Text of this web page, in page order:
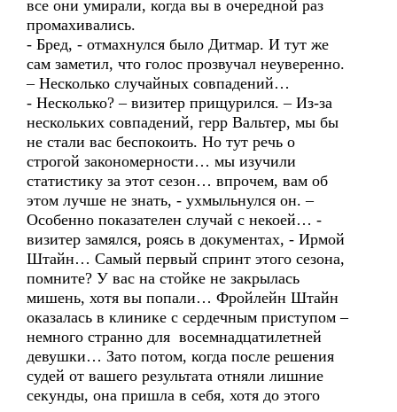
все они умирали, когда вы в очередной раз
промахивались.
- Бред, - отмахнулся было Дитмар. И тут же
сам заметил, что голос прозвучал неуверенно.
– Несколько случайных совпадений…
- Несколько? – визитер прищурился. – Из-за
нескольких совпадений, герр Вальтер, мы бы
не стали вас беспокоить. Но тут речь о
строгой закономерности… мы изучили
статистику за этот сезон… впрочем, вам об
этом лучше не знать, - ухмыльнулся он. –
Особенно показателен случай с некоей… -
визитер замялся, роясь в документах, - Ирмой
Штайн… Самый первый спринт этого сезона,
помните? У вас на стойке не закрылась
мишень, хотя вы попали… Фройлейн Штайн
оказалась в клинике с сердечным приступом –
немного странно для восемнадцатилетней
девушки… Зато потом, когда после решения
судей от вашего результата отняли лишние
секунды, она пришла в себя, хотя до этого